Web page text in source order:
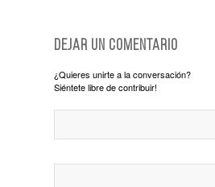
Dejar un comentario
¿Quieres unirte a la conversación?
Siéntete libre de contribuir!